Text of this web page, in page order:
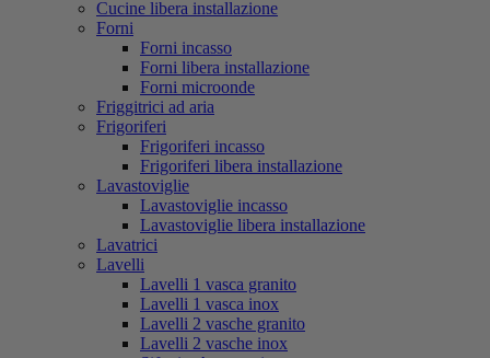
Cucine libera installazione
Forni
Forni incasso
Forni libera installazione
Forni microonde
Friggitrici ad aria
Frigoriferi
Frigoriferi incasso
Frigoriferi libera installazione
Lavastoviglie
Lavastoviglie incasso
Lavastoviglie libera installazione
Lavatrici
Lavelli
Lavelli 1 vasca granito
Lavelli 1 vasca inox
Lavelli 2 vasche granito
Lavelli 2 vasche inox